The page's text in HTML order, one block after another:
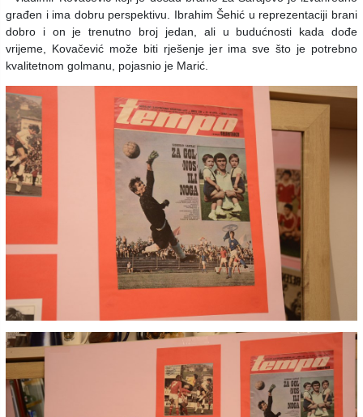
građen i ima dobru perspektivu. Ibrahim Šehić u reprezentaciji brani
dobro i on je trenutno broj jedan, ali u budućnosti kada dođe
vrijeme, Kovačević može biti rješenje jer ima sve što je potrebno
kvalitetnom golmanu, pojasnio je Marić.